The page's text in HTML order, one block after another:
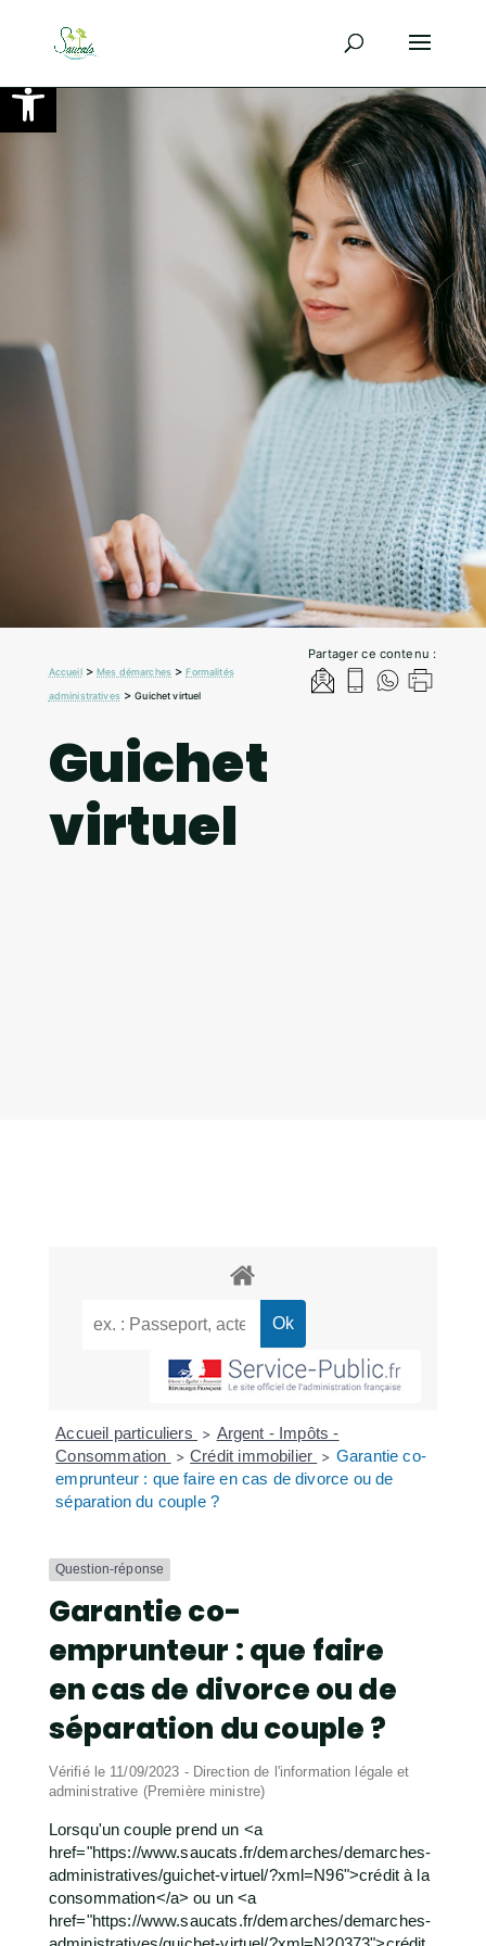
Ouvrir la barre d’outils
Partager ce contenu :
Accueil>Mes démarches >Formalités
administratives>Guichet virtuel
Guichet
virtuel
Accueil particuliers > Argent - Impôts -
Consommation
> Crédit immobilier > Garantie co-
emprunteur : que faire en cas de divorce ou de
séparation du couple ?
Question-réponse
Garantie co-
emprunteur : que faire
en cas de divorce ou de
séparation du couple ?
Vérifié le 11/09/2023 - Direction de l'information légale et
administrative (Première ministre)
Lorsqu'un couple prend un <a
href="https://www.saucats.fr/demarches/demarches-
administratives/guichet-virtuel/?xml=N96">crédit à la
consommation</a> ou un <a
href="https://www.saucats.fr/demarches/demarches-